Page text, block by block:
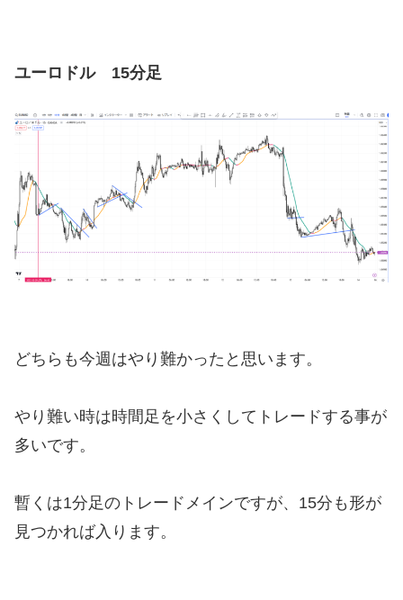
ユーロドル 15分足
どちらも今週はやり難かったと思います。
やり難い時は時間足を小さくしてトレードする事が
多いです。
暫くは1分足のトレードメインですが、15分も形が
見つかれば入ります。